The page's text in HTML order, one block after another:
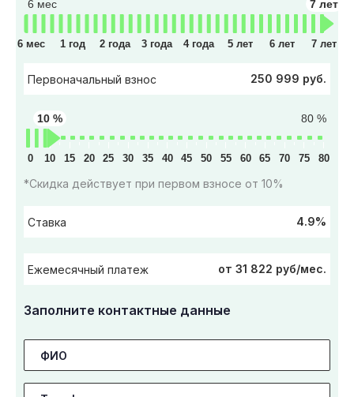
6 мес 7 лет
6 мес 1 год 2 года 3 года 4 года 5 лет 6 лет 7 лет
Первоначальный взнос 250 999 руб.
80 %
10 %
0 10 15 20 25 30 35 40 45 50 55 60 65 70 75 80
*Скидка действует при первом взносе от 10%
Ставка 4.9%
Ежемесячный платеж от 31 822 руб/мес.
Заполните контактные данные